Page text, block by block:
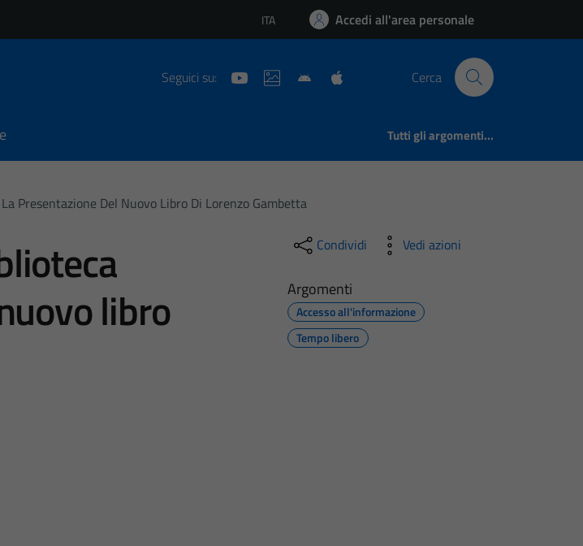
Lingua attiva:
ITA Accedi all'area personale
Seguici su: Cerca
Tutti gli argomenti...
Presentazione Del Nuovo Libro Di Lorenzo Gambetta
libro
Condividi Vedi azioni
Argomenti
Accesso all'informazione
Tempo libero